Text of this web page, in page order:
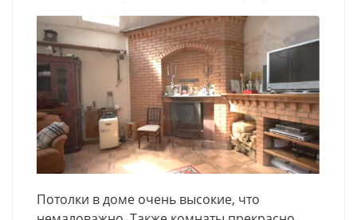
Потолки в доме очень высокие, что